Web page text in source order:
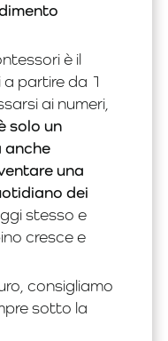
è il
a partire da 1
ai numeri,
solo un
anche
una
dei
stesso e
cresce e
consigliamo
sotto la